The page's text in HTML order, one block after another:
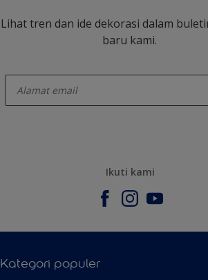
Lihat tren dan ide dekorasi dalam
baru kami.
Ikuti kami
Kategori populer